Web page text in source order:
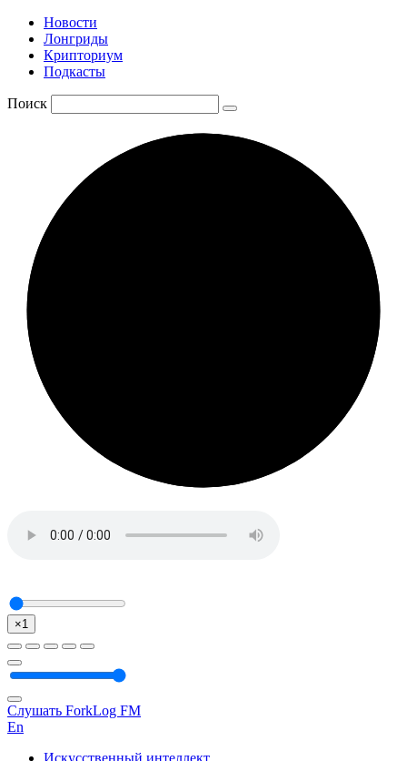
Новости
Лонгриды
Крипториум
Подкасты
Поиск
×1
Слушать ForkLog FM
En
Искусственный интеллект